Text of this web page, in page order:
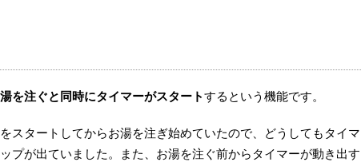
を注ぐと同時にタイマーがスタートするという機能です。
スタートしてからお湯を注ぎ始めていたので、どうしてもタイマ
プが出ていました。また、お湯を注ぐ前からタイマーが動き出す